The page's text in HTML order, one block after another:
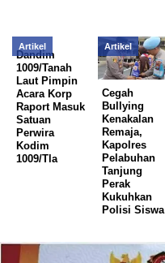
Artikel
Dandim
1009/Tanah
Laut Pimpin
Acara Korp
Raport Masuk
Satuan
Perwira
Kodim
1009/Tla
Artikel
Cegah
Bullying
Kenakalan
Remaja,
Kapolres
Pelabuhan
Tanjung
Perak
Kukuhkan
Polisi Siswa